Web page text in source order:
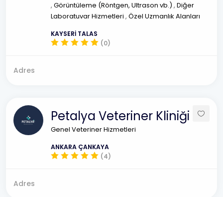
, Görüntüleme (Röntgen, Ultrason vb.) , Diğer
Laboratuvar Hizmetleri , Özel Uzmanlık Alanları
KAYSERİ TALAS
(0)
Adres
Petalya Veteriner Kliniği
Genel Veteriner Hizmetleri
ANKARA ÇANKAYA
(4)
Adres